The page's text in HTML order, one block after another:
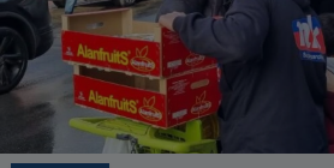
ALGEMENE VOORWAARDEN
CONTACT
Çerez Politikası